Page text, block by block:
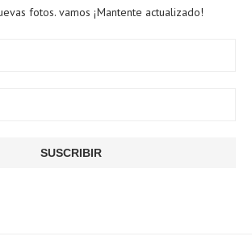
fotos. vamos ¡Mantente actualizado!